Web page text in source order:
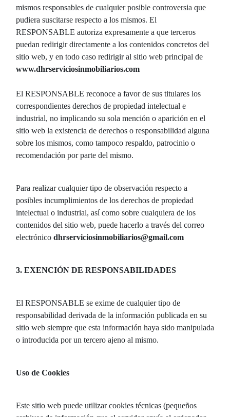
mismos responsables de cualquier posible controversia que
pudiera suscitarse respecto a los mismos. El
RESPONSABLE autoriza expresamente a que terceros
puedan redirigir directamente a los contenidos concretos del
sitio web, y en todo caso redirigir al sitio web principal de
www.dhrserviciosinmobiliarios.com
El RESPONSABLE reconoce a favor de sus titulares los
correspondientes derechos de propiedad intelectual e
industrial, no implicando su sola mención o aparición en el
sitio web la existencia de derechos o responsabilidad alguna
sobre los mismos, como tampoco respaldo, patrocinio o
recomendación por parte del mismo.
Para realizar cualquier tipo de observación respecto a
posibles incumplimientos de los derechos de propiedad
intelectual o industrial, así como sobre cualquiera de los
contenidos del sitio web, puede hacerlo a través del correo
electrónico dhrserviciosinmobiliarios@gmail.com
3. EXENCIÓN DE RESPONSABILIDADES
El RESPONSABLE se exime de cualquier tipo de
responsabilidad derivada de la información publicada en su
sitio web siempre que esta información haya sido manipulada
o introducida por un tercero ajeno al mismo.
Uso de Cookies
Este sitio web puede utilizar cookies técnicas (pequeños